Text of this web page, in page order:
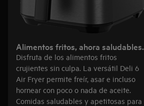
Alimentos fritos, ahora saludables.
Disfruta de los alimentos fritos
crujientes sin culpa. La versátil Deli 6
Air Fryer permite freír, asar e incluso
hornear con poco o nada de aceite.
Comidas saludables y apetitosas para